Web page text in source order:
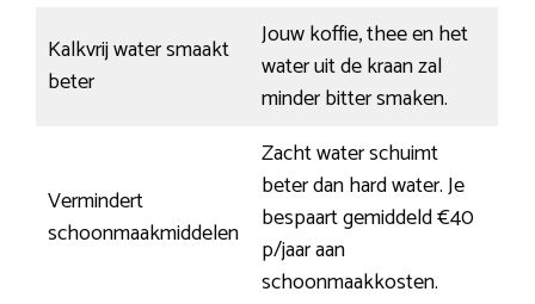
Kalkvrij water smaakt
beter
Jouw koffie, thee en het
water uit de kraan zal
minder bitter smaken.
Vermindert
schoonmaakmiddelen
Zacht water schuimt
beter dan hard water. Je
bespaart gemiddeld €40
p/jaar aan
schoonmaakkosten.